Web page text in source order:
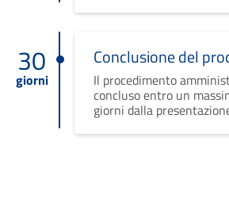
30
giorni
Conclusione del
Il procedimento
concluso entro un
giorni dalla